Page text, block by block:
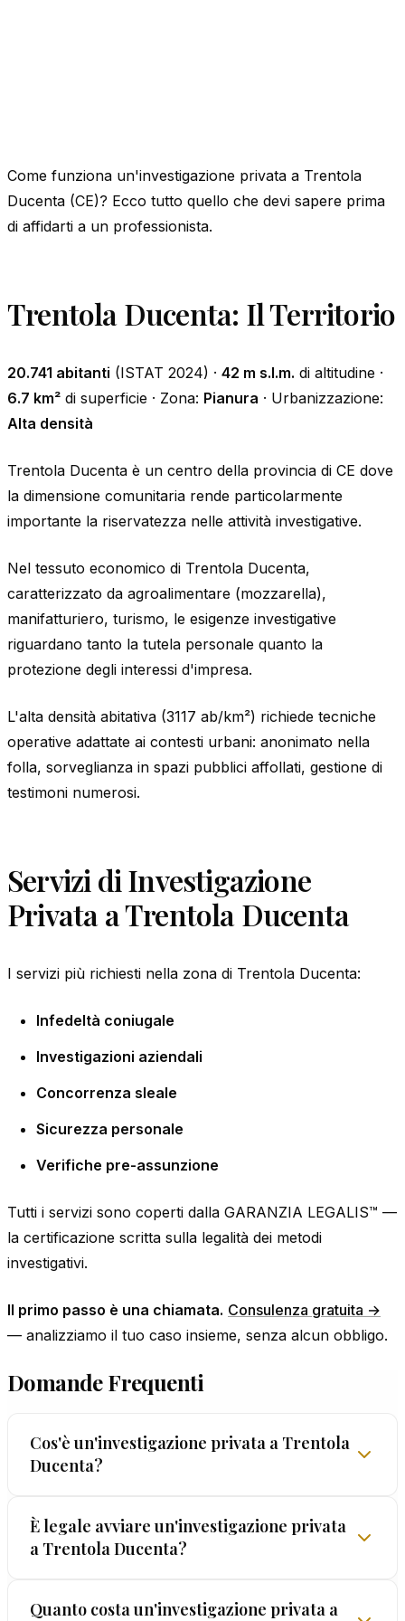
Come funziona un'investigazione privata a Trentola
Ducenta (CE)? Ecco tutto quello che devi sapere prima
di affidarti a un professionista.
Trentola Ducenta: Il Territorio
20.741 abitanti (ISTAT 2024) · 42 m s.l.m. di altitudine ·
6.7 km² di superficie · Zona: Pianura · Urbanizzazione:
Alta densità
Trentola Ducenta è un centro della provincia di CE dove
la dimensione comunitaria rende particolarmente
importante la riservatezza nelle attività investigative.
Nel tessuto economico di Trentola Ducenta,
caratterizzato da agroalimentare (mozzarella),
manifatturiero, turismo, le esigenze investigative
riguardano tanto la tutela personale quanto la
protezione degli interessi d'impresa.
L'alta densità abitativa (3117 ab/km²) richiede tecniche
operative adattate ai contesti urbani: anonimato nella
folla, sorveglianza in spazi pubblici affollati, gestione di
testimoni numerosi.
Servizi di Investigazione
Privata a Trentola Ducenta
I servizi più richiesti nella zona di Trentola Ducenta:
Infedeltà coniugale
Investigazioni aziendali
Concorrenza sleale
Sicurezza personale
Verifiche pre-assunzione
Tutti i servizi sono coperti dalla GARANZIA LEGALIS™ —
la certificazione scritta sulla legalità dei metodi
investigativi.
Il primo passo è una chiamata. Consulenza gratuita →
— analizziamo il tuo caso insieme, senza alcun obbligo.
Domande Frequenti
Cos'è un'investigazione privata a Trentola
Ducenta?
Un'investigazione privata a Trentola Ducenta è
un'attività legale che permette di raccogliere
comportamenti illeciti, patrimoni nascosti. Viene
È legale avviare un'investigazione privata
a Trentola Ducenta?
È legale e regolamentata. Ogni cittadino ha diritto
Quanto costa un'investigazione privata a